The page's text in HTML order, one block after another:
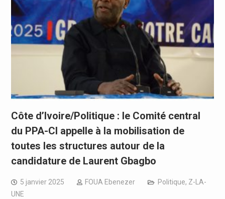
Côte d’Ivoire/Politique : le Comité central
du PPA-CI appelle à la mobilisation de
toutes les structures autour de la
candidature de Laurent Gbagbo
5 janvier 2025 FOUA Ebenezer Politique, Z-LA-
UNE